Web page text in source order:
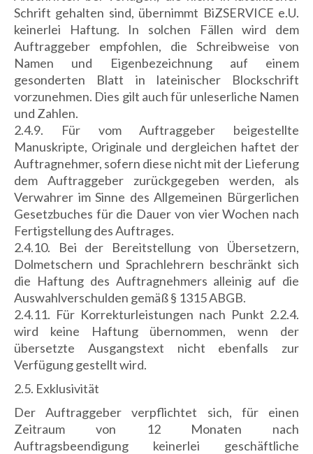
Schrift gehalten sind, übernimmt BiZSERVICE e.U.
keinerlei Haftung. In solchen Fällen wird dem
Auftraggeber empfohlen, die Schreibweise von
Namen und Eigenbezeichnung auf einem
gesonderten Blatt in lateinischer Blockschrift
vorzunehmen. Dies gilt auch für unleserliche Namen
und Zahlen.
2.4.9. Für vom Auftraggeber beigestellte
Manuskripte, Originale und dergleichen haftet der
Auftragnehmer, sofern diese nicht mit der Lieferung
dem Auftraggeber zurückgegeben werden, als
Verwahrer im Sinne des Allgemeinen Bürgerlichen
Gesetzbuches für die Dauer von vier Wochen nach
Fertigstellung des Auftrages.
2.4.10. Bei der Bereitstellung von Übersetzern,
Dolmetschern und Sprachlehrern beschränkt sich
die Haftung des Auftragnehmers alleinig auf die
Auswahlverschulden gemäß § 1315 ABGB.
2.4.11. Für Korrekturleistungen nach Punkt 2.2.4.
wird keine Haftung übernommen, wenn der
übersetzte Ausgangstext nicht ebenfalls zur
Verfügung gestellt wird.
2.5. Exklusivität
Der Auftraggeber verpflichtet sich, für einen
Zeitraum von 12 Monaten nach
Auftragsbeendigung keinerlei geschäftliche